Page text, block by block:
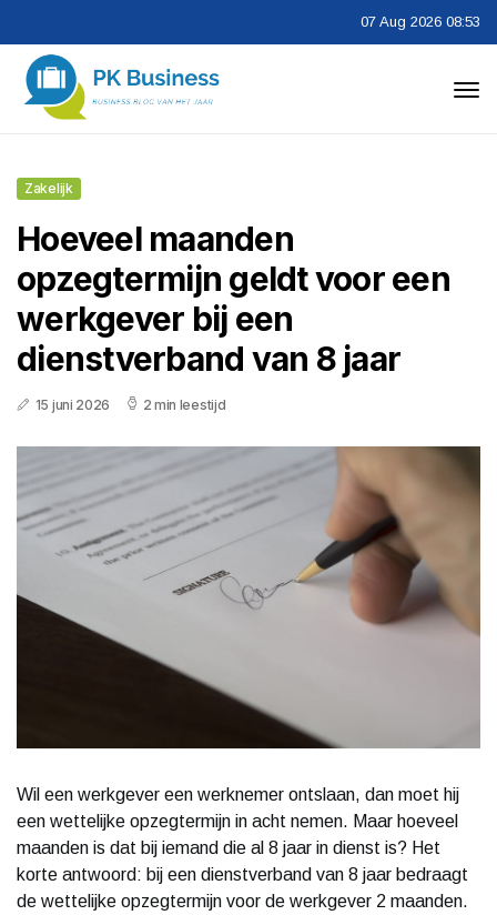
07 Aug 2026 08:53
Zakelijk
Hoeveel maanden
opzegtermijn geldt voor een
werkgever bij een
dienstverband van 8 jaar
15 juni 2026 2 min leestijd
Wil een werkgever een werknemer ontslaan, dan moet hij
een wettelijke opzegtermijn in acht nemen. Maar hoeveel
maanden is dat bij iemand die al 8 jaar in dienst is? Het
korte antwoord: bij een dienstverband van 8 jaar bedraagt
de wettelijke opzegtermijn voor de werkgever 2 maanden.